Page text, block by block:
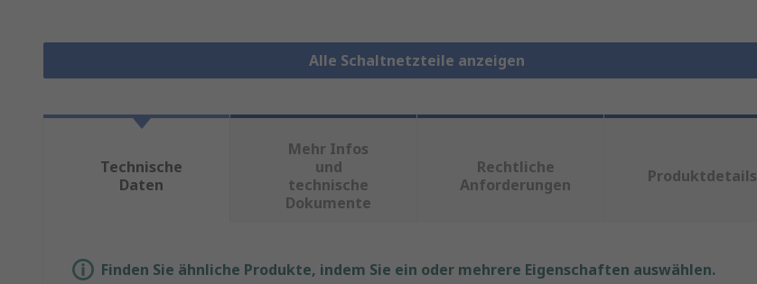
Alle Schaltnetzteile anzeigen
Technische
Daten
Mehr Infos
und
technische
Dokumente
Rechtliche
Anforderungen
Produktdetails
Finden Sie ähnliche Produkte, indem Sie ein oder mehrere Eigenschaften auswählen.